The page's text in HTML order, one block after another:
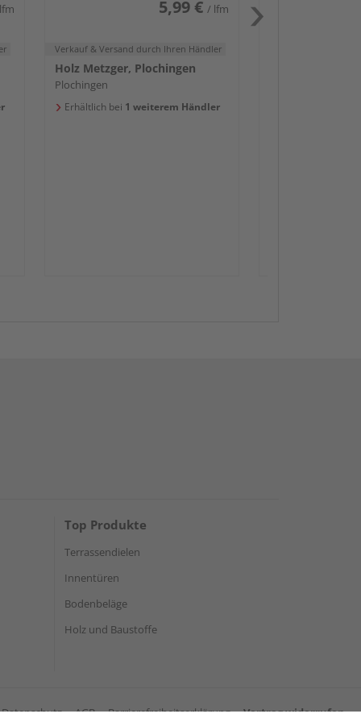
5,99 € / lfm
Verkauf & Versand durch Ihren Händler
Holz Metzger, Plochingen
Plochingen
Erhältlich bei 1 weiterem Händler
Top Produkte
Terrassendielen
Innentüren
Bodenbeläge
Holz und Baustoffe
Datenschutz AGB Barrierefreiheitserklärung Vertrag widerrufen